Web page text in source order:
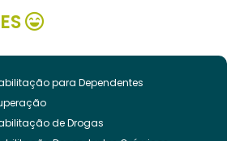
para Dependentes
de Drogas